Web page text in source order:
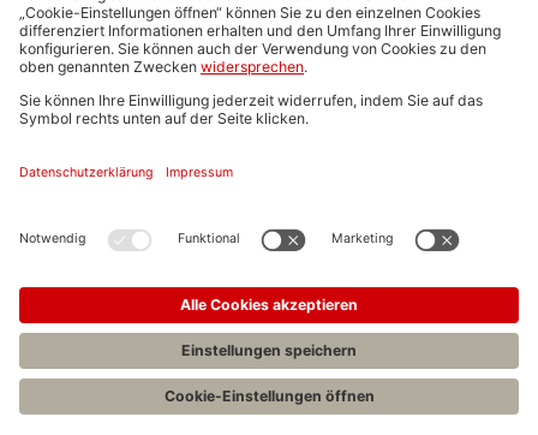
ALLGEMEIN
FAQs
Impressum
Stellenangebote C.H.BECK
Entwickelt durchJobiqo